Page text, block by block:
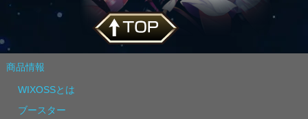
商品情報
WIXOSSとは
ブースター